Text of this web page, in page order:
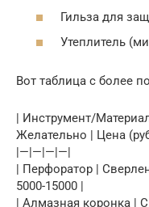
Гильза для
Утеплитель
Вот таблица с более
| Инструмент/
Желательно | Цена
|—|—|—|—|
| Перфоратор |
5000-15000 |
| Алмазная коронка |